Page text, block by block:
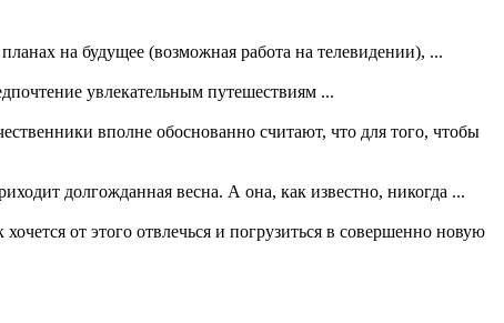
на будущее (возможная работа на телевидении), ...
увлекательным путешествиям ...
вполне обоснованно считают, что для того, чтобы
долгожданная весна. А она, как известно, никогда ...
от этого отвлечься и погрузиться в совершенно новую